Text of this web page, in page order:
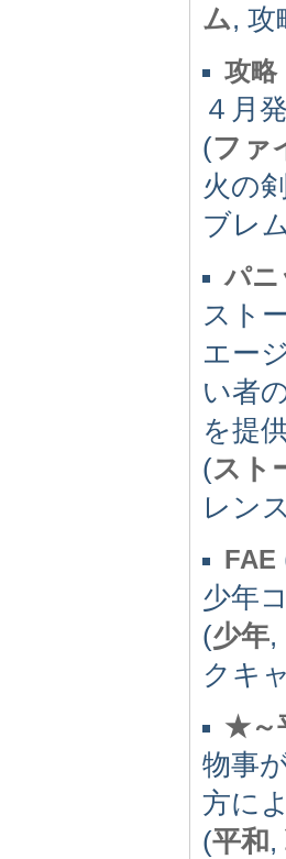
ム,
攻略
４月
(ファ
火の
ブレ
パニ
スト
エー
い者
を提
(スト
レン
FAE
少年
(少年,
クキ
★～
物事
方に
(平和,